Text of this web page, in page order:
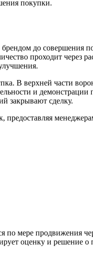
покупки.
до совершения
проходит через
В верхней части
и
закрывают сделку.
по мере продвижения
оценку и решение